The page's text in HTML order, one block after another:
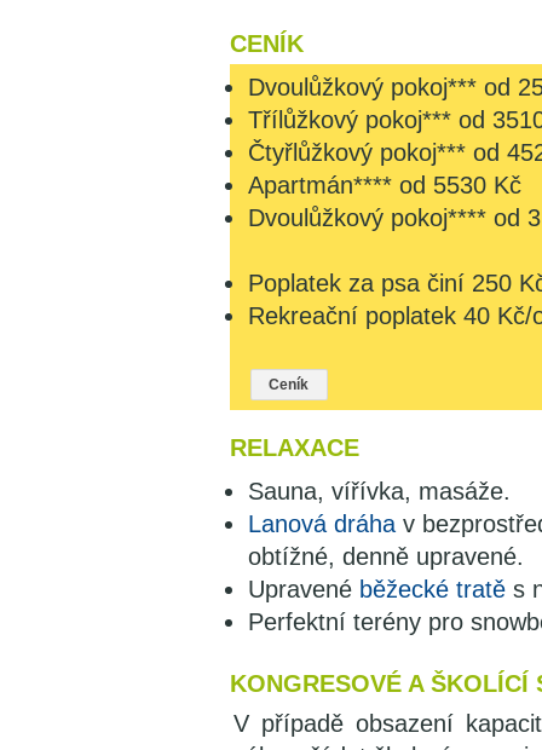
CENÍK
Dvoulůžkový pokoj*** od
Třílůžkový pokoj*** od
Čtyřlůžkový pokoj*** od
Apartmán**** od 5530 Kč
Dvoulůžkový pokoj**** od
Poplatek za psa činí 250
Rekreační poplatek 40
Ceník
RELAXACE
Sauna, vířívka, masáže.
Lanová dráha v
obtížné, denně upravené.
Upravené běžecké tratě s
Perfektní terény pro
KONGRESOVÉ A ŠKOLÍCÍ
V případě obsazení